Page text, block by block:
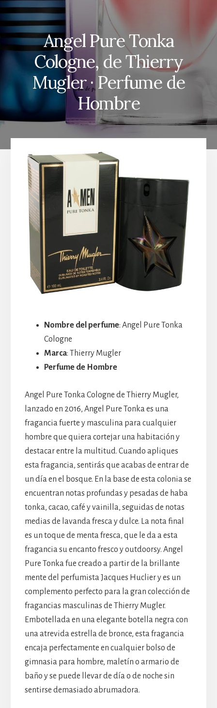
Angel Pure Tonka
Cologne, de Thierry
Mugler · Perfume de
Hombre
Nombre del perfume: Angel Pure Tonka
Cologne
Marca: Thierry Mugler
Perfume de Hombre
Angel Pure Tonka Cologne de Thierry Mugler,
lanzado en 2016, Angel Pure Tonka es una
fragancia fuerte y masculina para cualquier
hombre que quiera cortejar una habitación y
destacar entre la multitud. Cuando apliques
esta fragancia, sentirás que acabas de entrar de
un día en el bosque. En la base de esta colonia se
encuentran notas profundas y pesadas de haba
tonka, cacao, café y vainilla, seguidas de notas
medias de lavanda fresca y dulce. La nota final
es un toque de menta fresca, que le da a esta
fragancia su encanto fresco y outdoorsy. Angel
Pure Tonka fue creado a partir de la brillante
mente del perfumista Jacques Huclier y es un
complemento perfecto para la gran colección de
fragancias masculinas de Thierry Mugler.
Embotellada en una elegante botella negra con
una atrevida estrella de bronce, esta fragancia
encaja perfectamente en cualquier bolso de
gimnasia para hombre, maletín o armario de
baño y se puede llevar de día o de noche sin
sentirse demasiado abrumadora.